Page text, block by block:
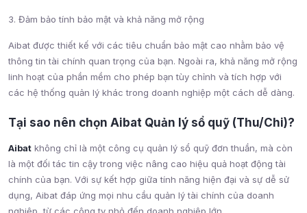
3. Đảm bảo tính bảo mật và khả năng mở rộng
Aibat được thiết kế với các tiêu chuẩn bảo mật cao nhằm bảo vệ
thông tin tài chính quan trọng của bạn. Ngoài ra, khả năng mở rộng
linh hoạt của phần mềm cho phép bạn tùy chỉnh và tích hợp với
các hệ thống quản lý khác trong doanh nghiệp một cách dễ dàng.
Tại sao nên chọn Aibat Quản lý sổ quỹ (Thu/Chi)?
Aibat không chỉ là một công cụ quản lý sổ quỹ đơn thuần, mà còn
là một đối tác tin cậy trong việc nâng cao hiệu quả hoạt động tài
chính của bạn. Với sự kết hợp giữa tính năng hiện đại và sự dễ sử
dụng, Aibat đáp ứng mọi nhu cầu quản lý tài chính của doanh